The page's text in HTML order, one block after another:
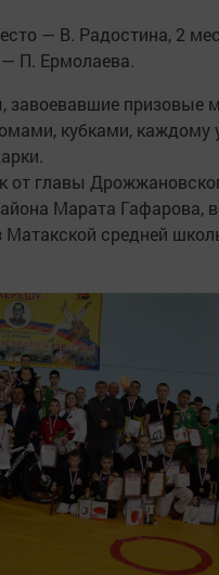
— В. Радостина, 2
П. Ермолаева.
призовые
кубками, каждому
от главы
Марата Гафарова,
Матакской средней